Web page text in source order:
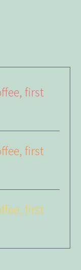
first
first
first